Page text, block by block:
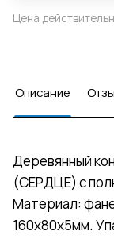
Цена
Описание
Деревянный
(СЕРДЦЕ) с
Материал:
160х80х5мм.